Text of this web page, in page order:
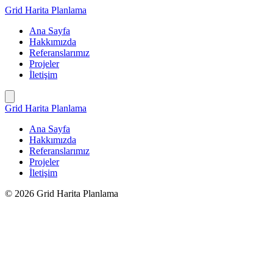
İçeriğe
Grid Harita Planlama
Ana Sayfa
Hakkımızda
Referanslarımız
Projeler
İletişim
Grid Harita Planlama
Ana Sayfa
Hakkımızda
Referanslarımız
Projeler
İletişim
© 2026 Grid Harita Planlama